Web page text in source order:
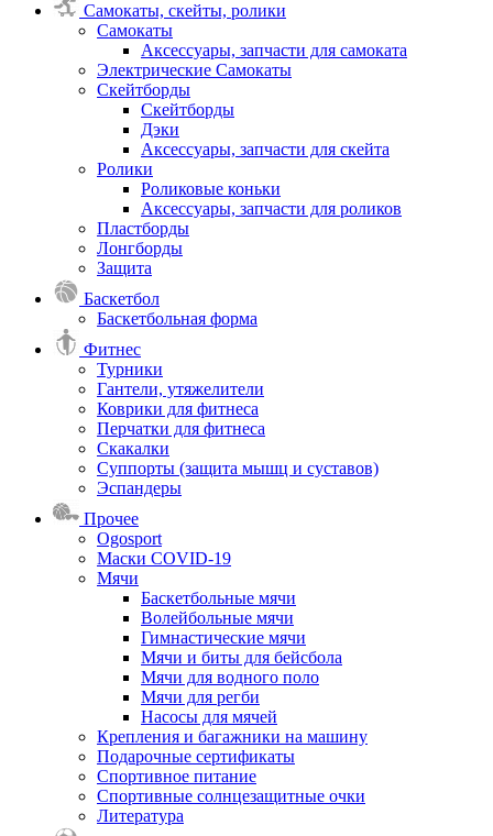
Самокаты, скейты, ролики
Самокаты
Аксессуары, запчасти для самоката
Электрические Самокаты
Скейтборды
Скейтборды
Дэки
Аксессуары, запчасти для скейта
Ролики
Роликовые коньки
Аксессуары, запчасти для роликов
Пластборды
Лонгборды
Защита
Баскетбол
Баскетбольная форма
Фитнес
Турники
Гантели, утяжелители
Коврики для фитнеса
Перчатки для фитнеса
Скакалки
Суппорты (защита мышц и суставов)
Эспандеры
Прочее
Ogosport
Маски COVID-19
Мячи
Баскетбольные мячи
Волейбольные мячи
Гимнастические мячи
Мячи и биты для бейсбола
Мячи для водного поло
Мячи для регби
Насосы для мячей
Крепления и багажники на машину
Подарочные сертификаты
Спортивное питание
Спортивные солнцезащитные очки
Литература